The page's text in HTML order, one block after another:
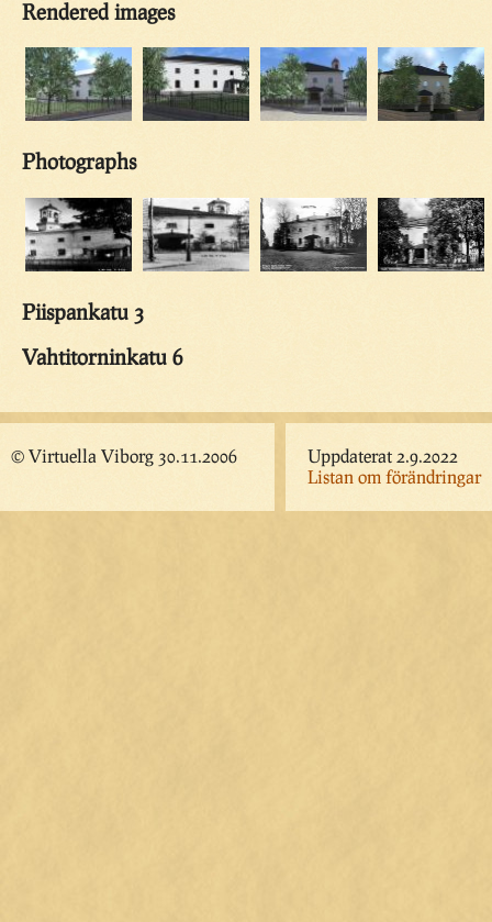
Rendered images
Photographs
Piispankatu 3
Vahtitorninkatu 6
© Virtuella Viborg 30.11.2006
Uppdaterat 2.9.2022
Listan om förändringar